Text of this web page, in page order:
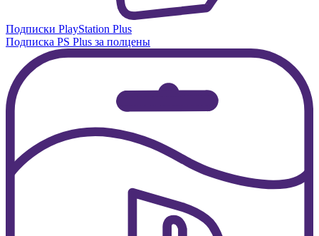
Подписки PlayStation Plus
Подписка PS Plus за полцены